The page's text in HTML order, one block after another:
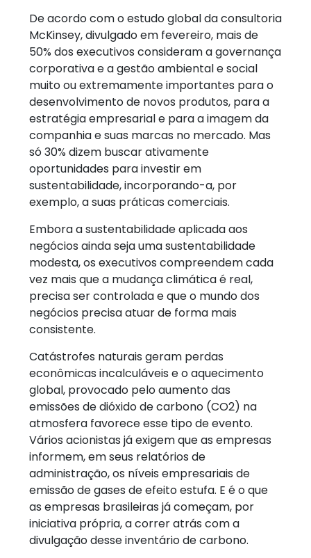
De acordo com o estudo global da consultoria
McKinsey, divulgado em fevereiro, mais de
50% dos executivos consideram a governança
corporativa e a gestão ambiental e social
muito ou extremamente importantes para o
desenvolvimento de novos produtos, para a
estratégia empresarial e para a imagem da
companhia e suas marcas no mercado. Mas
só 30% dizem buscar ativamente
oportunidades para investir em
sustentabilidade, incorporando-a, por
exemplo, a suas práticas comerciais.
Embora a sustentabilidade aplicada aos
negócios ainda seja uma sustentabilidade
modesta, os executivos compreendem cada
vez mais que a mudança climática é real,
precisa ser controlada e que o mundo dos
negócios precisa atuar de forma mais
consistente.
Catástrofes naturais geram perdas
econômicas incalculáveis e o aquecimento
global, provocado pelo aumento das
emissões de dióxido de carbono (CO2) na
atmosfera favorece esse tipo de evento.
Vários acionistas já exigem que as empresas
informem, em seus relatórios de
administração, os níveis empresariais de
emissão de gases de efeito estufa. E é o que
as empresas brasileiras já começam, por
iniciativa própria, a correr atrás com a
divulgação desse inventário de carbono.